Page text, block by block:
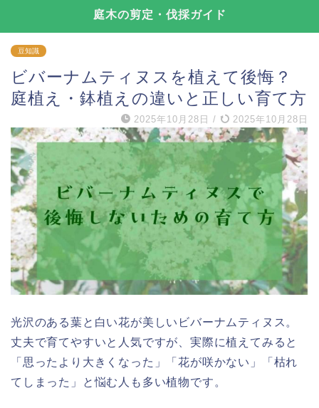
庭木の剪定・伐採ガイド
豆知識
ビバーナムティヌスを植えて後悔？
庭植え・鉢植えの違いと正しい育て方
2025年10月28日 / 2025年10月28日
光沢のある葉と白い花が美しいビバーナムティヌス。
丈夫で育てやすいと人気ですが、実際に植えてみると
「思ったより大きくなった」「花が咲かない」「枯れ
てしまった」と悩む人も多い植物です。